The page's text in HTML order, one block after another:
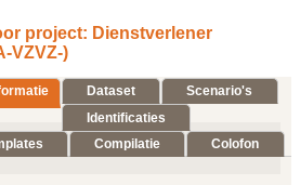
project: Dienstverlener
VZVZ-)
Dataset
Scenario's
Identificaties
Compilatie Colofon